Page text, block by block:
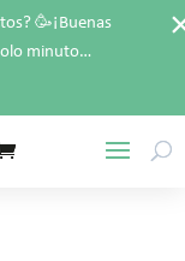
🥳¡Buenas
minuto…